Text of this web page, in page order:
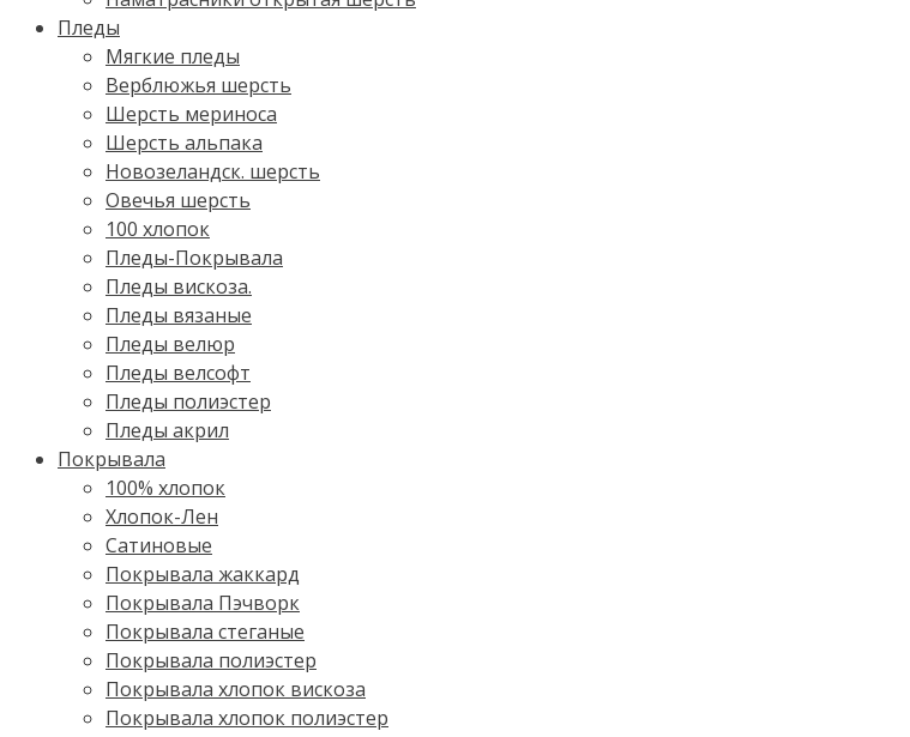
Пледы
Мягкие пледы
Верблюжья шерсть
Шерсть мериноса
Шерсть альпака
Новозеландск. шерсть
Овечья шерсть
100 хлопок
Пледы-Покрывала
Пледы вискоза.
Пледы вязаные
Пледы велюр
Пледы велсофт
Пледы полиэстер
Пледы акрил
Покрывала
100% хлопок
Хлопок-Лен
Сатиновые
Покрывала жаккард
Покрывала Пэчворк
Покрывала стеганые
Покрывала полиэстер
Покрывала хлопок вискоза
Покрывала хлопок полиэстер